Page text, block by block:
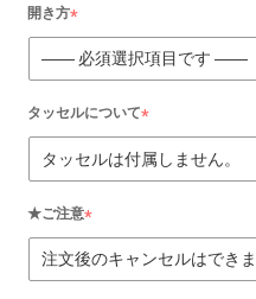
)
開き方
(
必
)
タッセルについて
(
必
須
★ご注意
(
必
須